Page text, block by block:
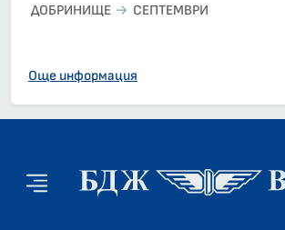
ДОБРИНИЩЕ СЕПТЕМВРИ
Още информация